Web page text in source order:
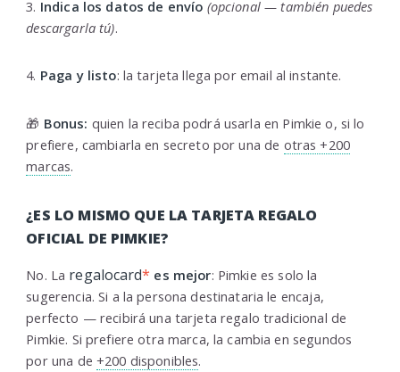
3. Indica los datos de envío (opcional — también puedes
descargarla tú).
4. Paga y listo: la tarjeta llega por email al instante.
🎁 Bonus: quien la reciba podrá usarla en Pimkie o, si lo
prefiere, cambiarla en secreto por una de otras +200
marcas.
¿ES LO MISMO QUE LA TARJETA REGALO
OFICIAL DE PIMKIE?
No. La regalocard* es mejor: Pimkie es solo la
sugerencia. Si a la persona destinataria le encaja,
perfecto — recibirá una tarjeta regalo tradicional de
Pimkie. Si prefiere otra marca, la cambia en segundos
por una de +200 disponibles.